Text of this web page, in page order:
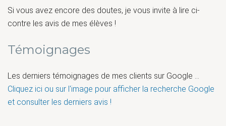
Si vous avez encore des doutes, je vous invite à lire ci-
contre les avis de mes élèves !
Témoignages
Les derniers témoignages de mes clients sur Google ...
Cliquez ici ou sur l'image pour afficher la recherche Google
et consulter les derniers avis !